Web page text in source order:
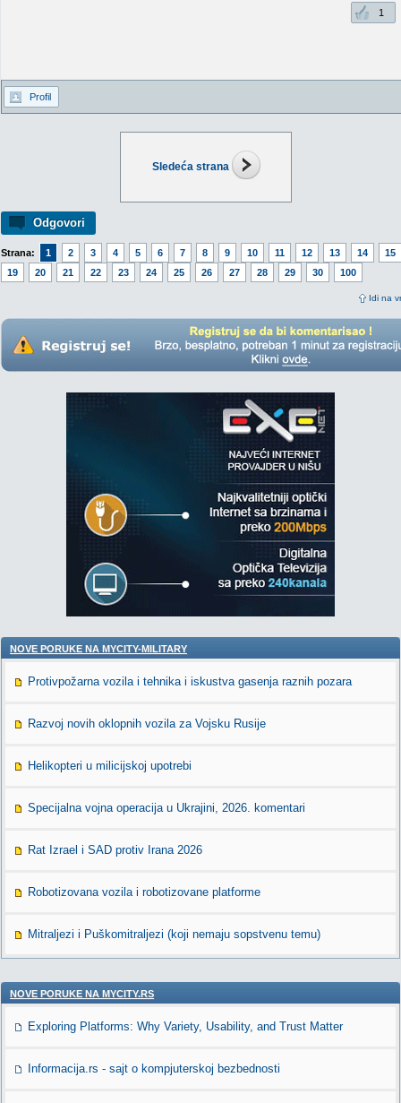
Sledeća strana
Odgovori
Strana: 1 2 3 4 5 6 7 8 9 10 11 12 13 14
15
19
20 21 22 23 24 25 26 27 28 29 30 100
Idi na
1
Profil
NOVE PORUKE NA MYCITY-MILITARY
Protivpožarna vozila i tehnika i iskustva gasenja raznih pozara
Razvoj novih oklopnih vozila za Vojsku Rusije
Helikopteri u milicijskoj upotrebi
Specijalna vojna operacija u Ukrajini, 2026. komentari
Rat Izrael i SAD protiv Irana 2026
Robotizovana vozila i robotizovane platforme
Mitraljezi i Puškomitraljezi (koji nemaju sopstvenu temu)
NOVE PORUKE NA MYCITY.RS
Exploring Platforms: Why Variety, Usability, and Trust Matter
Informacija.rs - sajt o kompjuterskoj bezbednosti